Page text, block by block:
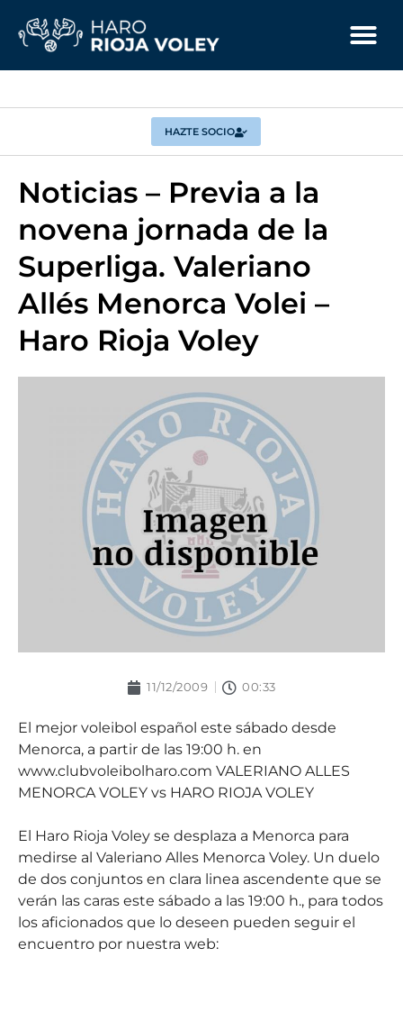
HAZTE SOCIO
Noticias – Previa a la
novena jornada de la
Superliga. Valeriano
Allés Menorca Volei –
Haro Rioja Voley
11/12/2009 00:33
El mejor voleibol español este sábado desde
Menorca, a partir de las 19:00 h. en
www.clubvoleibolharo.com VALERIANO ALLES
MENORCA VOLEY vs HARO RIOJA VOLEY
El Haro Rioja Voley se desplaza a Menorca para
medirse al Valeriano Alles Menorca Voley. Un duelo
de dos conjuntos en clara linea ascendente que se
verán las caras este sábado a las 19:00 h., para todos
los aficionados que lo deseen pueden seguir el
encuentro por nuestra web: